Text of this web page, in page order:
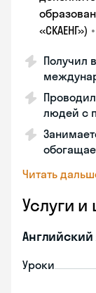
«СКАЕНГ») •
Получил
людей с
Читать
Услуги и
Уроки